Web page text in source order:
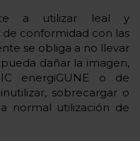
a utilizar leal y
conformidad con las
se obliga a no llevar
dañar la imagen,
energiGUNE o de
sobrecargar o
normal utilización de